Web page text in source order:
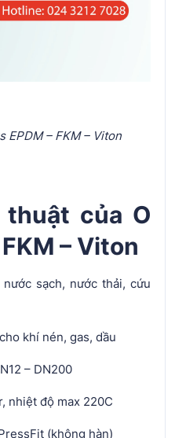
EPDM – FKM – Viton
của O
– Viton
sạch, nước thải, cứu
khí nén, gas, dầu
– DN200
nhiệt độ max 220C
(không hàn)